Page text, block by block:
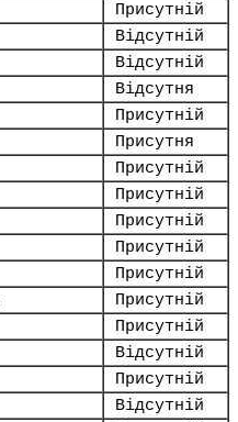
Присутній
Відсутній
Відсутній
Відсутня
Присутній
Присутня
Присутній
Присутній
Присутній
Присутній
Присутній
Присутній
Присутній
Відсутній
Присутній
Відсутній